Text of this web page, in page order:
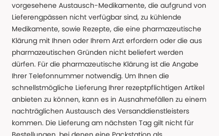
vorgesehene Austausch-Medikamente, die aufgrund von
Lieferengpässen nicht verfügbar sind, zu kühlende
Medikamente, sowie Rezepte, die eine pharmazeutische
Klärung mit Ihnen oder Ihrem Arzt erfordern oder die aus
pharmazeutischen Gründen nicht beliefert werden
dürfen. Für die pharmazeutische Klärung ist die Angabe
Ihrer Telefonnummer notwendig. Um Ihnen die
schnellstmögliche Lieferung Ihrer rezeptpflichtigen Artikel
anbieten zu können, kann es in Ausnahmefällen zu einem
nachträglichen Austausch des Versanddienstleisters
kommen. Die Lieferung am nächsten Tag gilt nicht für